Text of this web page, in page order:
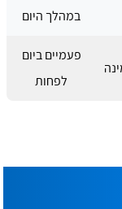
במהלך היום
פעמיים ביום
לפחות